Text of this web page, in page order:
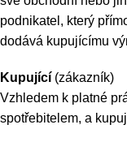
podnikatel, který
dodává kupujícímu
Kupující (zákazník)
Vzhledem k platné
spotřebitelem, a